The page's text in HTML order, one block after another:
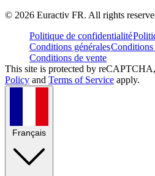
© 2026 Euractiv FR. All rights
Politique de confidentialité
Conditions généralesConditions
Conditions de vente
This site is protected by
Policy and Terms of Service apply.
Français